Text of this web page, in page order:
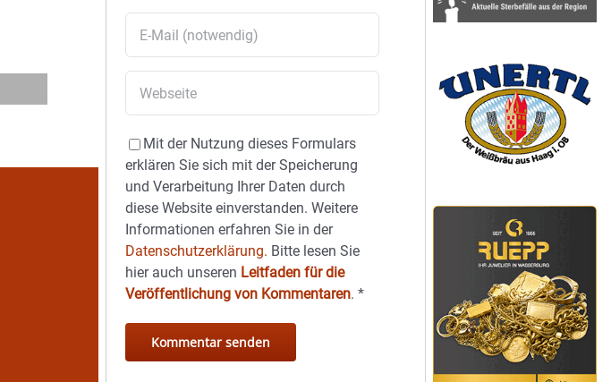
Mit der Nutzung dieses Formulars
erklären Sie sich mit der Speicherung
und Verarbeitung Ihrer Daten durch
diese Website einverstanden. Weitere
Informationen erfahren Sie in der
Datenschutzerklärung. Bitte lesen Sie
hier auch unseren Leitfaden für die
Veröffentlichung von Kommentaren.*